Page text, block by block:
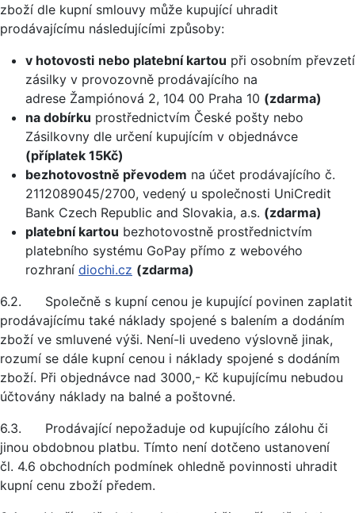
zboží dle kupní smlouvy může kupující uhradit
prodávajícímu následujícími způsoby:
v hotovosti nebo platební kartou při osobním převzetí
zásilky v provozovně prodávajícího na
adrese Žampiónová 2, 104 00 Praha 10 (zdarma)
na dobírku prostřednictvím České pošty nebo
Zásilkovny dle určení kupujícím v objednávce
(příplatek 15Kč)
bezhotovostně převodem na účet prodávajícího č.
2112089045/2700, vedený u společnosti UniCredit
Bank Czech Republic and Slovakia, a.s. (zdarma)
platební kartou bezhotovostně prostřednictvím
platebního systému GoPay přímo z webového
rozhraní diochi.cz (zdarma)
6.2. Společně s kupní cenou je kupující povinen zaplatit
prodávajícímu také náklady spojené s balením a dodáním
zboží ve smluvené výši. Není-li uvedeno výslovně jinak,
rozumí se dále kupní cenou i náklady spojené s dodáním
zboží. Při objednávce nad 3000,- Kč kupujícímu nebudou
účtovány náklady na balné a poštovné.
6.3. Prodávající nepožaduje od kupujícího zálohu či
jinou obdobnou platbu. Tímto není dotčeno ustanovení
čl. 4.6 obchodních podmínek ohledně povinnosti uhradit
kupní cenu zboží předem.